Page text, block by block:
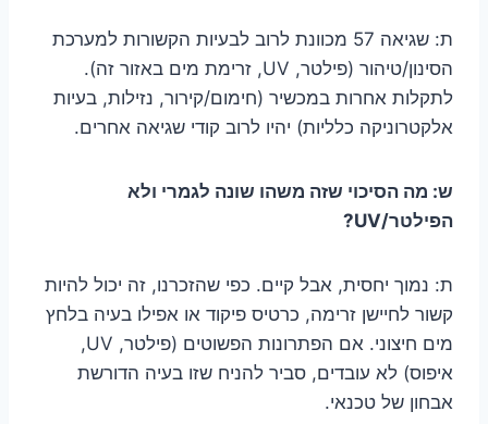
ת: שגיאה 57 מכוונת לרוב לבעיות הקשורות למערכת
הסינון/טיהור (פילטר, UV, זרימת מים באזור זה).
לתקלות אחרות במכשיר (חימום/קירור, נזילות, בעיות
אלקטרוניקה כלליות) יהיו לרוב קודי שגיאה אחרים.
ש: מה הסיכוי שזה משהו שונה לגמרי ולא
הפילטר/UV?
ת: נמוך יחסית, אבל קיים. כפי שהזכרנו, זה יכול להיות
קשור לחיישן זרימה, כרטיס פיקוד או אפילו בעיה בלחץ
מים חיצוני. אם הפתרונות הפשוטים (פילטר, UV,
איפוס) לא עובדים, סביר להניח שזו בעיה הדורשת
אבחון של טכנאי.